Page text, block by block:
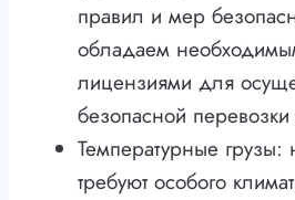
правил и мер
обладаем
лицензиями для
безопасной
Температурные грузы:
требуют особого